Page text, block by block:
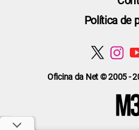
Oficina da Net © 2005 -
Política de